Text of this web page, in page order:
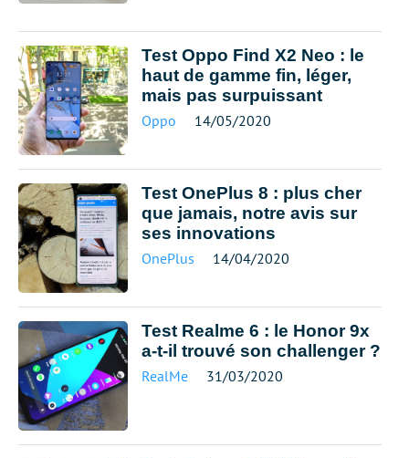
Test Oppo Find X2 Neo : le
haut de gamme fin, léger,
mais pas surpuissant
Oppo 14/05/2020
Test OnePlus 8 : plus cher
que jamais, notre avis sur
ses innovations
OnePlus 14/04/2020
Test Realme 6 : le Honor 9x
a-t-il trouvé son challenger ?
RealMe 31/03/2020